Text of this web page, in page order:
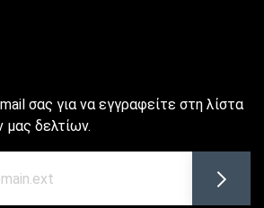
σας για να εγγραφείτε στη λίστα
δελτίων.